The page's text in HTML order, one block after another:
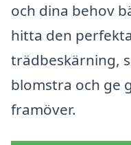
och dina behov
hitta den
trädbeskärning,
blomstra och ge
framöver.